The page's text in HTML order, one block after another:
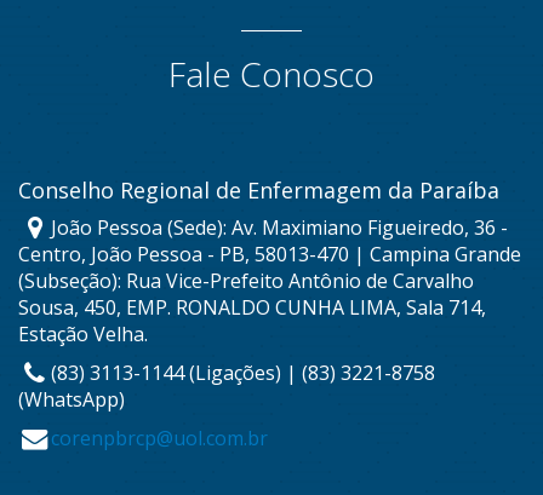
Fale Conosco
Conselho Regional de Enfermagem da Paraíba
João Pessoa (Sede): Av. Maximiano Figueiredo, 36 -
Centro, João Pessoa - PB, 58013-470 | Campina Grande
(Subseção): Rua Vice-Prefeito Antônio de Carvalho
Sousa, 450, EMP. RONALDO CUNHA LIMA, Sala 714,
Estação Velha.
(83) 3113-1144 (Ligações) | (83) 3221-8758
(WhatsApp)
corenpbrcp@uol.com.br